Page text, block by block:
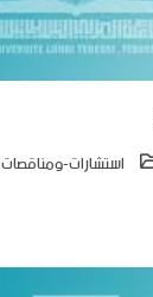
استشارات-ومناقصات